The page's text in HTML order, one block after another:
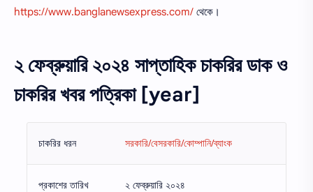
https://www.banglanewsexpress.com/ থেকে।
২ ফেব্রুয়ারি ২০২৪ সাপ্তাহিক চাকরির ডাক ও
চাকরির খবর পত্রিকা [year]
চাকরির ধরন সরকারি/বেসরকারি/কোম্পানি/ব্যাংক
প্রকাশের তারিখ ২ ফেব্রুয়ারি ২০২৪